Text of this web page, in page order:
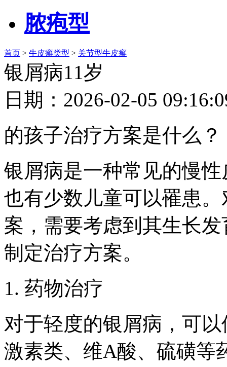
脓疱型
首页 > 牛皮癣类型 > 关节型牛皮癣
银屑病11岁
日期：2026-02-05
的孩子治疗方案是什么？
银屑病是一种常见的慢
也有少数儿童可以罹患
案，需要考虑到其生长
制定治疗方案。
1. 药物治疗
对于轻度的银屑病，可
激素类、维A酸、硫磺等